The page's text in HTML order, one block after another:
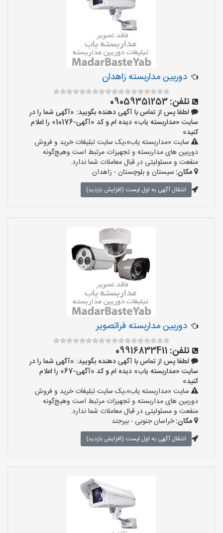
دوربین مداربسته زاهدان
تلفن:09059351253
لطفا پس از تماس با آگهی دهنده بگویید: «آگهی شما را در
سایت «مداربسته یاب» دیده ام و کد «آگهی-10176» را اعلام
کنید»
سایت «مداربسته یاب»،یک سایت تبلیغات خرید و فروش
دوربین های مداربسته و تجهیزات مرتبط است وهیچ‌گونه
منفعت و مسئولیتی در قبال معاملات شما ندارد.
مکان: سیستان و بلوچستان - زاهدان
انتقال آگهی به اول لیست (افزایش بازدید)
دوربین مداربسته فراتصویر
تلفن: 09916833411
لطفا پس از تماس با آگهی دهنده بگویید: «آگهی شما را در
سایت «مداربسته یاب» دیده ام و کد «آگهی-67» را اعلام
کنید»
سایت «مداربسته یاب»،یک سایت تبلیغات خرید و فروش
دوربین های مداربسته و تجهیزات مرتبط است وهیچ‌گونه
منفعت و مسئولیتی در قبال معاملات شما ندارد.
مکان:خراسان جنوبی - بیرجند
انتقال آگهی به اول لیست (افزایش بازدید)